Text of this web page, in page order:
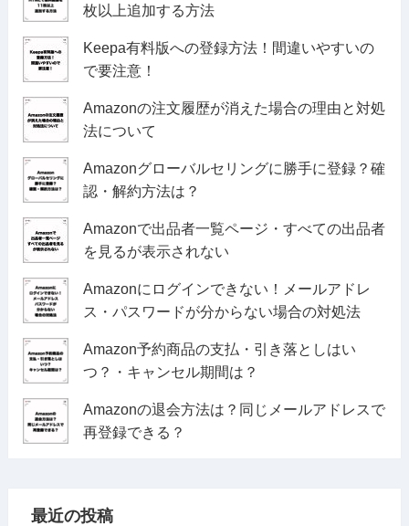
枚以上追加する方法
Keepa有料版への登録方法！間違いやすいの
で要注意！
Amazonの注文履歴が消えた場合の理由と対処
法について
Amazonグローバルセリングに勝手に登録？確
認・解約方法は？
Amazonで出品者一覧ページ・すべての出品者
を見るが表示されない
Amazonにログインできない！メールアドレ
ス・パスワードが分からない場合の対処法
Amazon予約商品の支払・引き落としはい
つ？・キャンセル期間は？
Amazonの退会方法は？同じメールアドレスで
再登録できる？
最近の投稿